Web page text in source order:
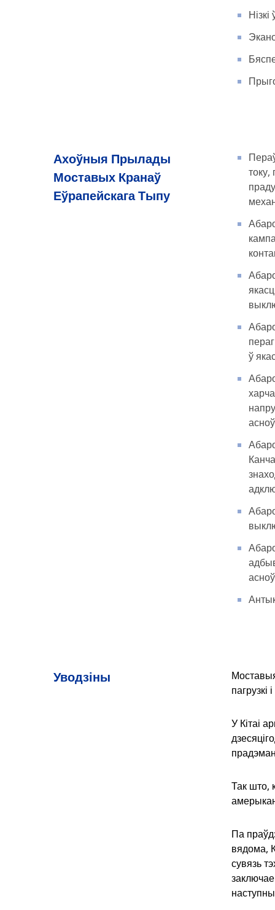
Ахоўныя Прылады
Моставых Кранаў
Еўрапейскага Тыпу
току,
ў
Уводзіны
У Кітаі
Так што,
Па
вядома,
сувязь